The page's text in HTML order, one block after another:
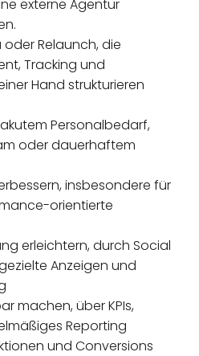
externe Agentur
Relaunch, die
Tracking und
Hand strukturieren
Personalbedarf,
oder dauerhaftem
insbesondere für
orientierte
erleichtern, durch Social
Anzeigen und
machen, über KPIs,
Reporting
und Conversions